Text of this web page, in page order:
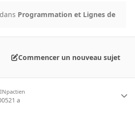
dans Programmation et Lignes de
Commencer un nouveau sujet
INpactien
21 a